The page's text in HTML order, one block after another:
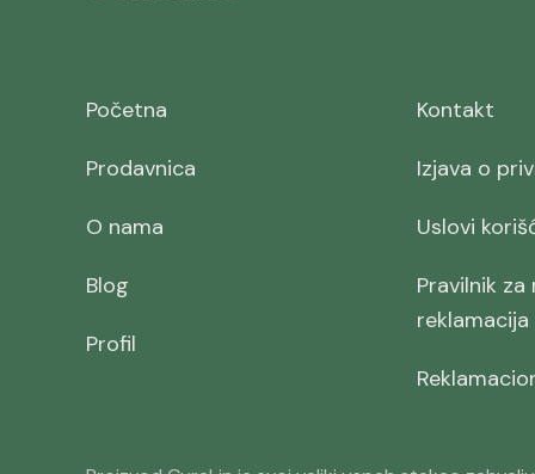
Početna
Prodavnica
O nama
Blog
Profil
Kontakt
Izjava o
Uslovi
Pravilnik za
reklamacija